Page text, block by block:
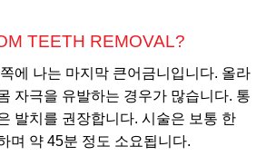
TEETH REMOVAL?
에 나는 마지막 큰어금니입니다. 올라
자극을 유발하는 경우가 많습니다. 통
발치를 권장합니다. 시술은 보통 한
며 약 45분 정도 소요됩니다.